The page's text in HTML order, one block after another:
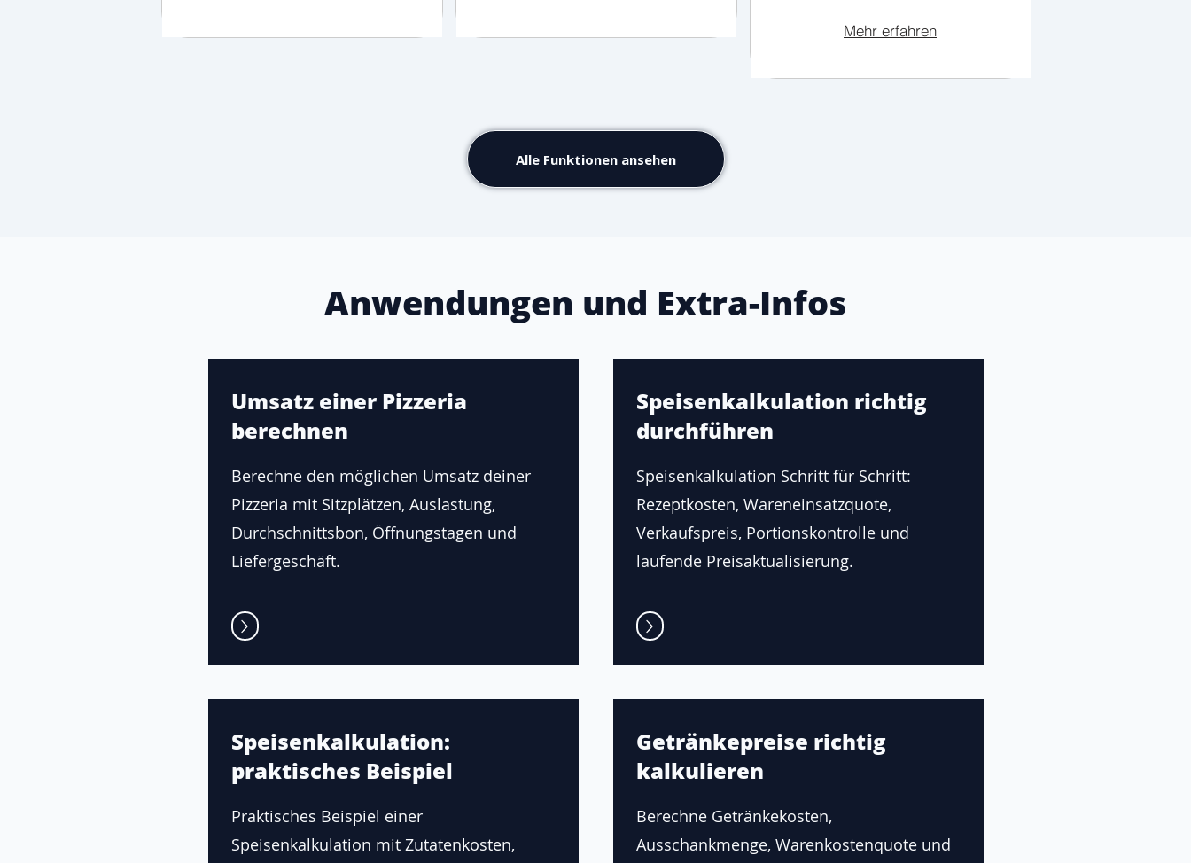
Mehr erfahren
Alle Funktionen ansehen
Anwendungen und Extra-Infos
Umsatz einer Pizzeria
berechnen
Berechne den möglichen Umsatz deiner
Pizzeria mit Sitzplätzen, Auslastung,
Durchschnittsbon, Öffnungstagen und
Liefergeschäft.
Speisenkalkulation:
praktisches Beispiel
Praktisches Beispiel einer
Speisenkalkulation mit Zutatenkosten,
Speisenkalkulation richtig
durchführen
Speisenkalkulation Schritt für Schritt:
Rezeptkosten, Wareneinsatzquote,
Verkaufspreis, Portionskontrolle und
laufende Preisaktualisierung.
Getränkepreise richtig
kalkulieren
Berechne Getränkekosten,
Ausschankmenge, Warenkostenquote und